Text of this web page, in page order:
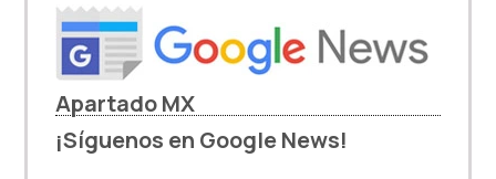
Apartado MX
¡Síguenos en Google News!